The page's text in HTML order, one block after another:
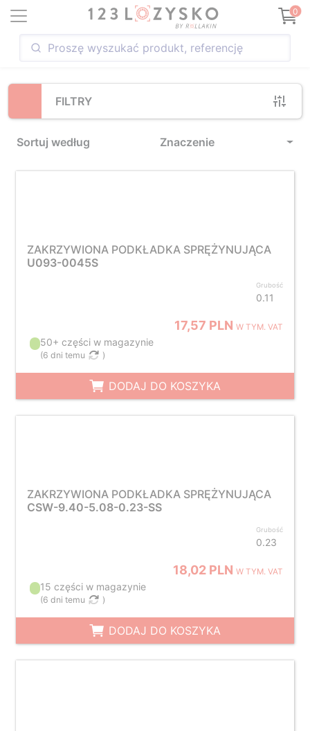
0
FILTRY
Sortuj według Znaczenie
Loading...
ZAKRZYWIONA PODKŁADKA SPRĘŻYNUJĄCA
U093-0045S
Grubość
0.11
17,57 PLNW TYM. VAT
50+ części w magazynie
(6 dni temu )
DODAJ DO KOSZYKA
ZAKRZYWIONA PODKŁADKA SPRĘŻYNUJĄCA
CSW-9.40-5.08-0.23-SS
Grubość
0.23
18,02 PLNW TYM. VAT
15 części w magazynie
(6 dni temu )
DODAJ DO KOSZYKA